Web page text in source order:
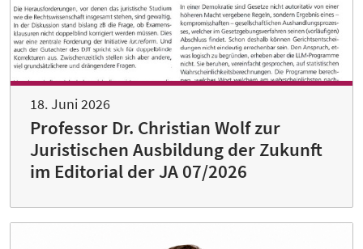
18. Juni 2026
Professor Dr. Christian Wolf zur
Juristischen Ausbildung der Zukunft
im Editorial der JA 07/2026